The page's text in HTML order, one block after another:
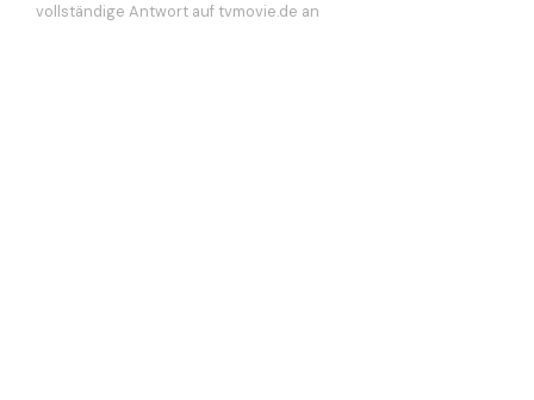
vollständige Antwort auf tvmovie.de an